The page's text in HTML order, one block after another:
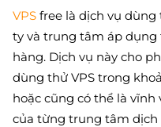
VPSfree là dịch vụ dùng
ty và trung tâm áp
hàng. Dịch vụ này cho
dùng thử VPS trong
hoặc cũng có thể là
của từng trung tâm